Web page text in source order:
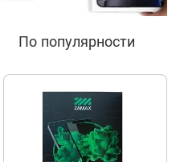
По популярности